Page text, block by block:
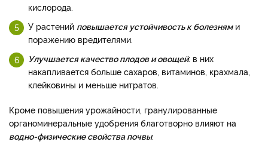
кислорода.
У растений повышается устойчивость к болезнями
поражению вредителями.
Улучшается качество плодов и овощей: в них
накапливается больше сахаров, витаминов, крахмала,
клейковины и меньше нитратов.
Кроме повышения урожайности, гранулированные
органоминеральные удобрения благотворно влияют на
водно-физические свойства почвы: